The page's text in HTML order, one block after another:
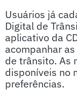
Usuários já
Digital de
aplicativo da
acompanhar
de trânsito. As
disponíveis no
preferências.